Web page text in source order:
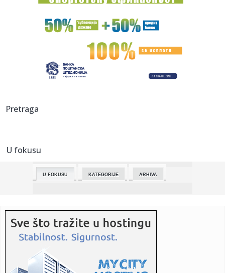
00:04:Češka traži da se ponovi njihov nastup na Evroviziji zbog
ovog...
Orban: Mađar priča gluposti, za 16 godina smo ojačali
23:49:VELIKI UDARAC ZA PARTIZAN: Crno-beli ostaju bez važnog
sarajevsk...
23:48:
23:48:
Nizozemac osuđen zbog vandalizma ispred Islamskog
23:41:Upali u Orbanove odaje i pokazali sve! Kamera snimila
luksuz, zla...
23:28:LEKOVIĆ U 95. MINUTU DONEO ČUDO: Dva gola za
opstanak i noć za...
Pretraga
U fokusu
U FOKUSU KATEGORIJE ARHIVA